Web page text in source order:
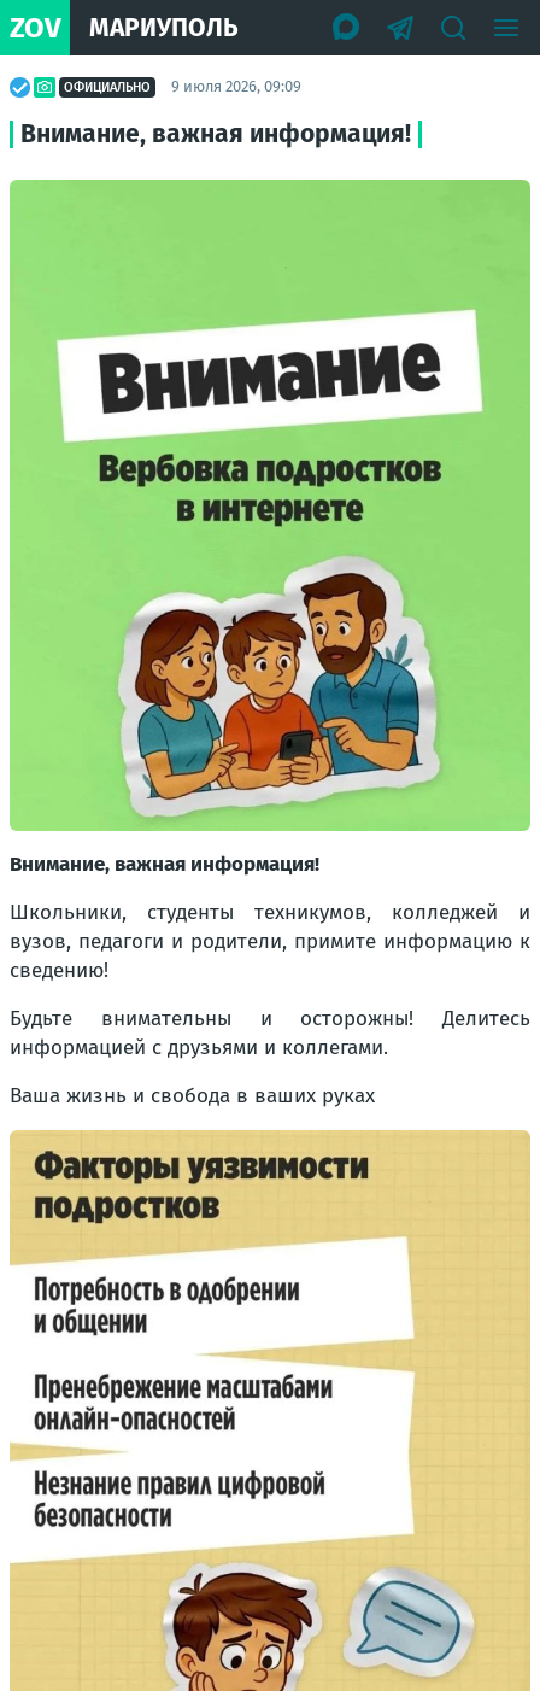
ZOV МАРИУПОЛЬ
ОФИЦИАЛЬНО 9 июля 2026, 09:09
Внимание, важная информация!
Внимание, важная информация!
Школьники, студенты техникумов, колледжей и
вузов, педагоги и родители, примите информацию к
сведению!
Будьте внимательны и осторожны! Делитесь
информацией с друзьями и коллегами.
Ваша жизнь и свобода в ваших руках